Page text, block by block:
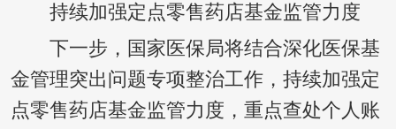
持续加强定点零售药店基金监管力度
下一步，国家医保局将结合深化医保基
金管理突出问题专项整治工作，持续加强定
点零售药店基金监管力度，重点查处个人账